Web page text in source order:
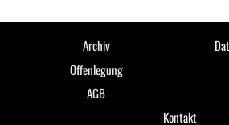
Archiv
Offenlegung
AGB
Kontakt